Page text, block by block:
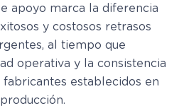
apoyo marca la diferencia
y costosos retrasos
al tiempo que
operativa y la consistencia
establecidos en